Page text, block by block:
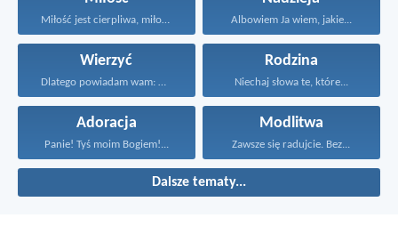
Miłość jest cierpliwa, miłość... Albowiem Ja wiem, jakie...
Wierzyć
Dlatego powiadam wam: Wszystko...
Rodzina
Niechaj słowa te, które...
Adoracja
Panie! Tyś moim Bogiem!...
Modlitwa
Zawsze się radujcie. Bez...
Dalsze tematy...